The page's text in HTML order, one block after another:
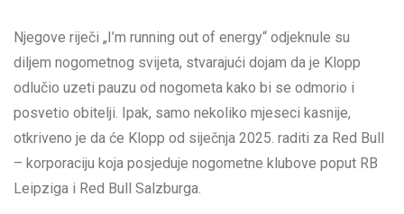
Njegove riječi „I’m running out of energy“ odjeknule su
diljem nogometnog svijeta, stvarajući dojam da je Klopp
odlučio uzeti pauzu od nogometa kako bi se odmorio i
posvetio obitelji. Ipak, samo nekoliko mjeseci kasnije,
otkriveno je da će Klopp od siječnja 2025. raditi za Red Bull
– korporaciju koja posjeduje nogometne klubove poput RB
Leipziga i Red Bull Salzburga.